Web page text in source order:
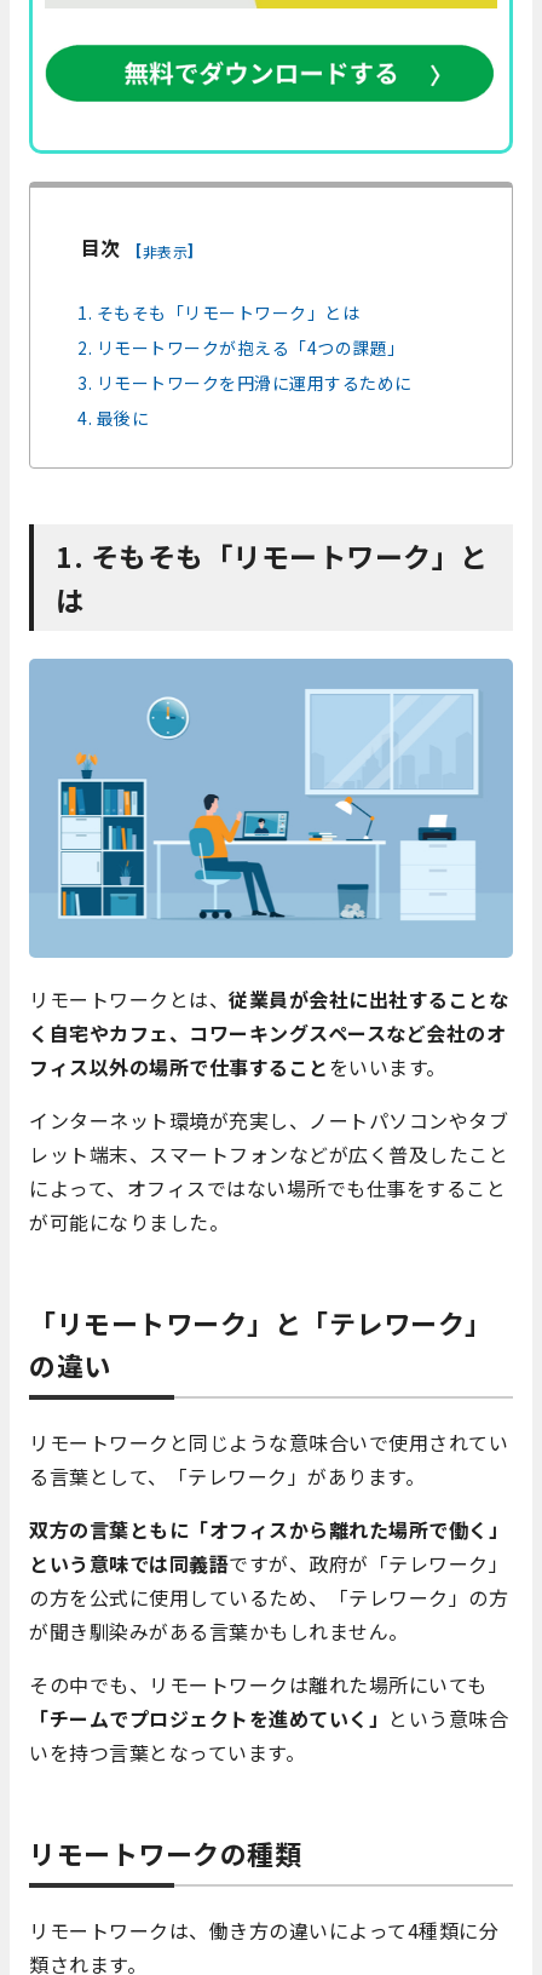
目次 [非表示]
1. そもそも「リモートワーク」とは
2. リモートワークが抱える「4つの課題」
3. リモートワークを円滑に運用するために
4. 最後に
1. そもそも「リモートワーク」と
は
リモートワークとは、 従業員が会社に出社することな
く自宅やカフェ、コワーキングスペースなど会社のオ
フィス以外の場所で仕事することをいいます。
インターネット環境が充実し、ノートパソコンやタブ
レット端末、スマートフォンなどが広く普及したこと
によって、オフィスではない場所でも仕事をすること
が可能になりました。
「リモートワーク」と「テレワーク」
の違い
リモートワークと同じような意味合いで使用されてい
る言葉として、「テレワーク」があります。
双方の言葉ともに「オフィスから離れた場所で働く」
という意味では同義語ですが、政府が「テレワーク」
の方を公式に使用しているため、「テレワーク」の方
が聞き馴染みがある言葉かもしれません。
その中でも、リモートワークは離れた場所にいても
「チームでプロジェクトを進めていく」 という意味合
いを持つ言葉となっています。
リモートワークの種類
リモートワークは、働き方の違いによって4種類に分
類されます。